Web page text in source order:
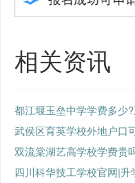
相关资讯
都江堰玉垒中学学费多少
武侯区育英学校外地户口
双流棠湖艺高学校学费贵
四川科华技工学校官网|升